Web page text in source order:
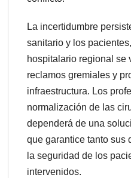
La incertidumbre
sanitario y los
hospitalario regional se
reclamos gremiales y
infraestructura. Los
normalización de las
dependerá de una
que garantice tanto sus
la seguridad de los
intervenidos.